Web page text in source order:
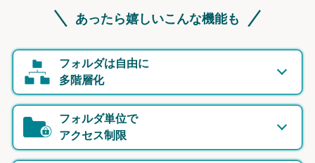
あったら嬉しいこんな機能も
フォルダは自由に
多階層化
フォルダ単位で
アクセス制限